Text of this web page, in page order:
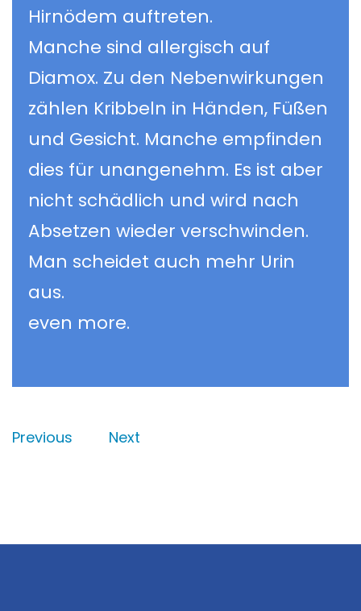
Hirnödem auftreten.
Manche sind allergisch auf
Diamox. Zu den Nebenwirkungen
zählen Kribbeln in Händen, Füßen
und Gesicht. Manche empfinden
dies für unangenehm. Es ist aber
nicht schädlich und wird nach
Absetzen wieder verschwinden.
Man scheidet auch mehr Urin
aus.
even more.
Previous Next